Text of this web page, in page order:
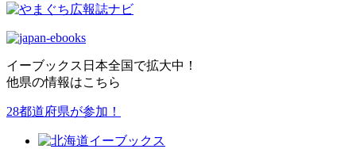
イーブックス日本全国で拡大中！
他県の情報はこちら
28都道府県が参加！